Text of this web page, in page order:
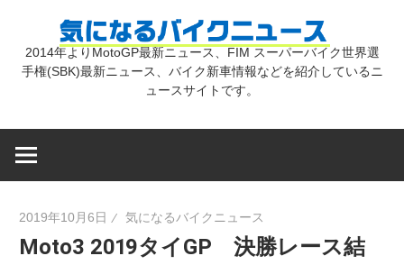
気
2014年よりMotoGP最新ニュース、FIM スーパーバイク世界選
手権(SBK)最新ニュース、バイク新車情報などを紹介しているニ
ュースサイトです。
2019年10月6日 気になるバイクニュース
Moto3 2019タイGP 決勝レース結